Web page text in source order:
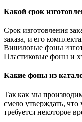
Какой срок
Срок изготовления
заказа, и его
Виниловые фоны
Пластиковые фоны и
Какие фоны из
Так как мы
смело утверждать,
требуется некоторое